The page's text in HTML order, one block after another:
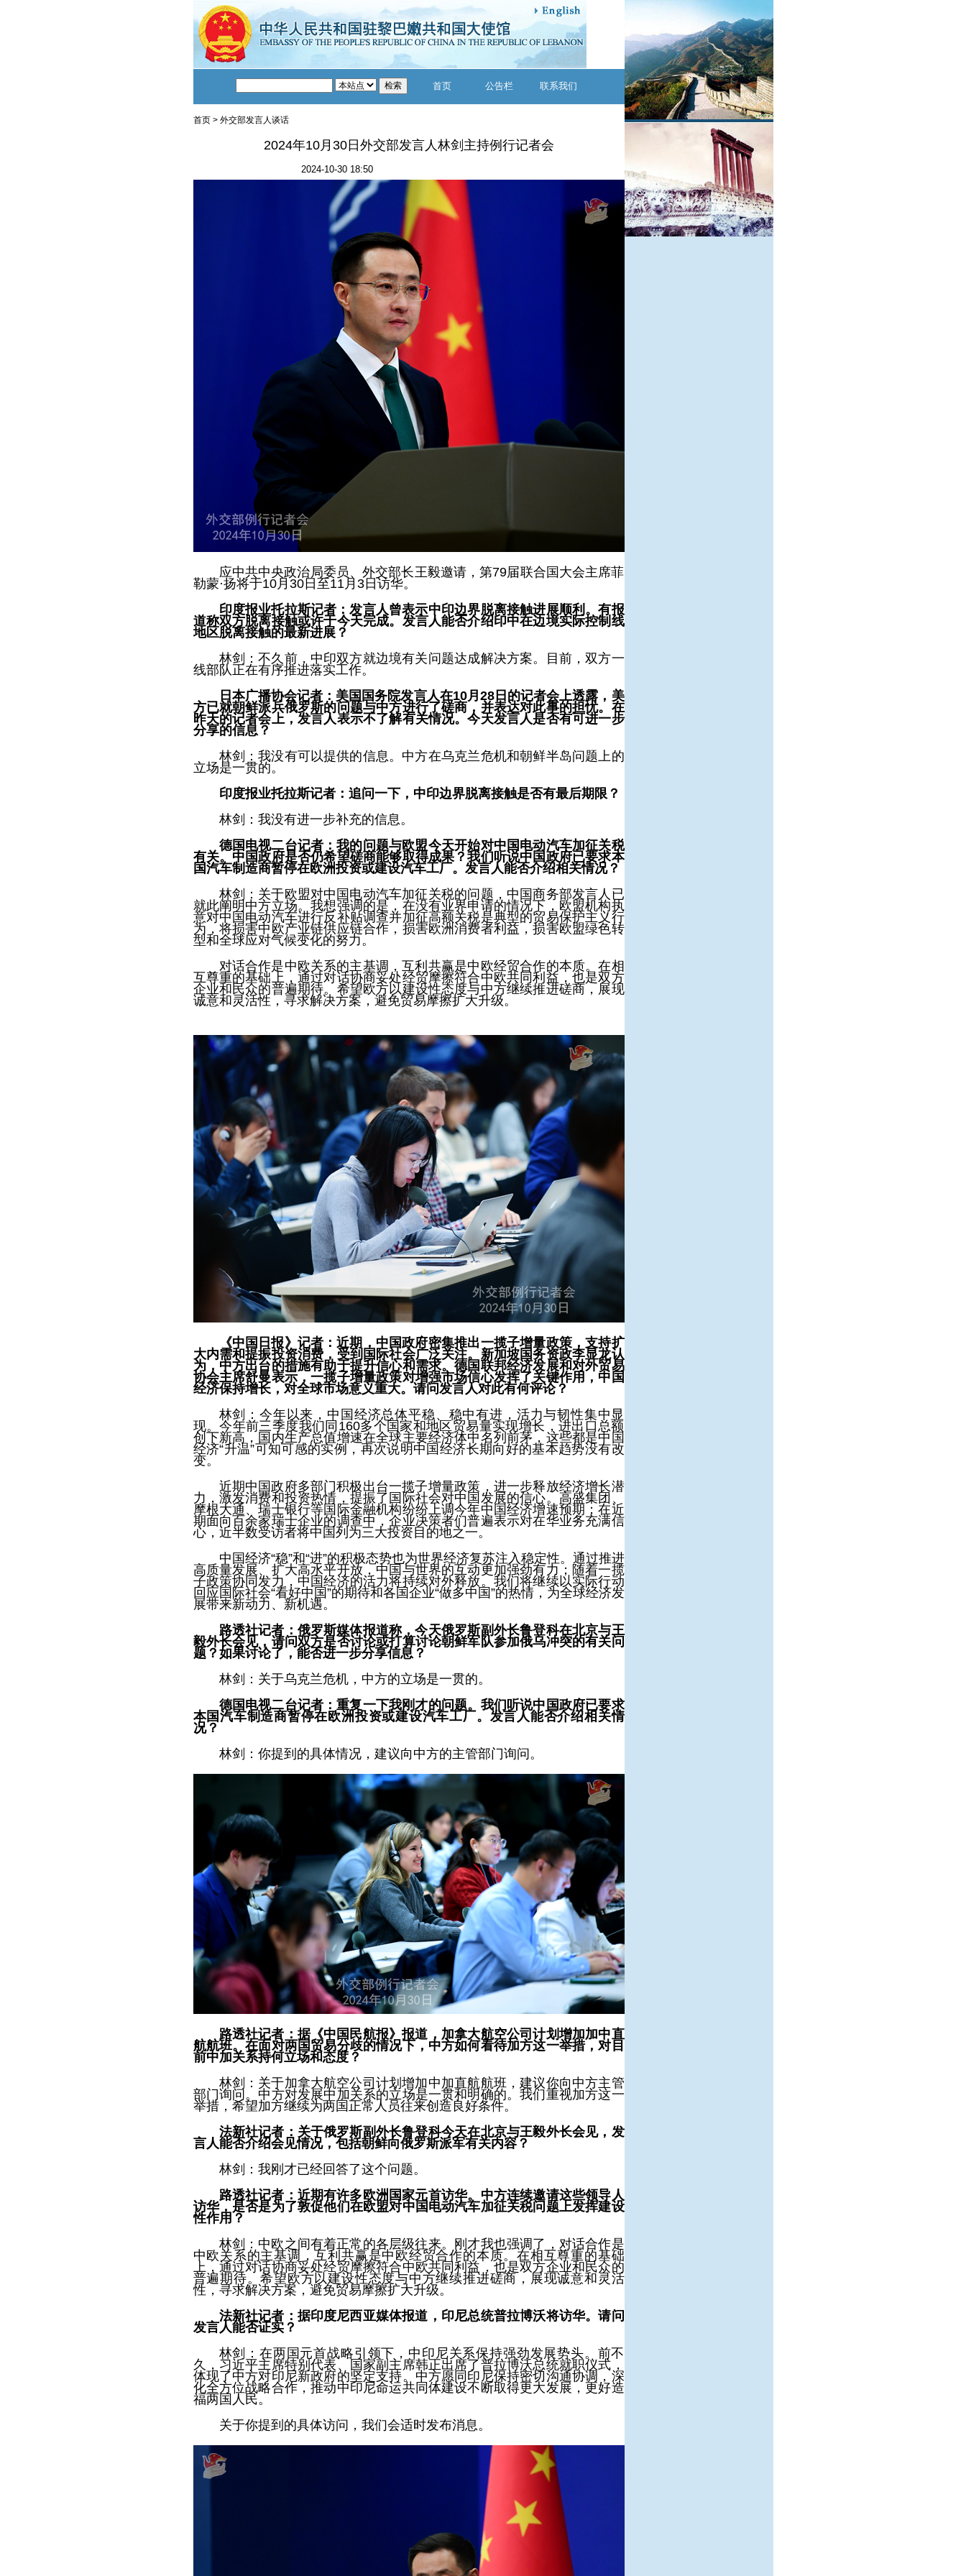
首页 公告栏 联系我们
首页> 外交部发言人谈话
2024年10月30日外交部发言人林剑主持例行记者会
2024-10-30 18:50
应中共中央政治局委员、外交部长王毅邀请，第79届联合国大会主席菲
勒蒙·扬将于10月30日至11月3日访华。
印度报业托拉斯记者：发言人曾表示中印边界脱离接触进展顺利。有报
道称双方脱离接触或许于今天完成。发言人能否介绍印中在边境实际控制线
地区脱离接触的最新进展？
林剑：不久前，中印双方就边境有关问题达成解决方案。目前，双方一
线部队正在有序推进落实工作。
日本广播协会记者：美国国务院发言人在10月28日的记者会上透露，美
方已就朝鲜派兵俄罗斯的问题与中方进行了磋商，并表达对此事的担忧。在
昨天的记者会上，发言人表示不了解有关情况。今天发言人是否有可进一步
分享的信息？
林剑：我没有可以提供的信息。中方在乌克兰危机和朝鲜半岛问题上的
立场是一贯的。
印度报业托拉斯记者：追问一下，中印边界脱离接触是否有最后期限？
林剑：我没有进一步补充的信息。
德国电视二台记者：我的问题与欧盟今天开始对中国电动汽车加征关税
有关。中国政府是否仍希望磋商能够取得成果？我们听说中国政府已要求本
国汽车制造商暂停在欧洲投资或建设汽车工厂。发言人能否介绍相关情况？
林剑：关于欧盟对中国电动汽车加征关税的问题，中国商务部发言人已
就此阐明中方立场。我想强调的是，在没有业界申请的情况下，欧盟机构执
意对中国电动汽车进行反补贴调查并加征高额关税是典型的贸易保护主义行
为，将损害中欧产业链供应链合作，损害欧洲消费者利益，损害欧盟绿色转
型和全球应对气候变化的努力。
对话合作是中欧关系的主基调，互利共赢是中欧经贸合作的本质。在相
互尊重的基础上，通过对话协商妥处经贸摩擦符合中欧共同利益，也是双方
企业和民众的普遍期待。希望欧方以建设性态度与中方继续推进磋商，展现
诚意和灵活性，寻求解决方案，避免贸易摩擦扩大升级。
《中国日报》记者：近期，中国政府密集推出一揽子增量政策，支持扩
大内需和提振投资消费，受到国际社会广泛关注。新加坡国务资政李显龙认
为，中方出台的措施有助于提升信心和需求。德国联邦经济发展和对外贸易
协会主席舒曼表示，一揽子增量政策对增强市场信心发挥了关键作用，中国
经济保持增长，对全球市场意义重大。请问发言人对此有何评论？
林剑：今年以来，中国经济总体平稳、稳中有进，活力与韧性集中显
现。今年前三季度我们同160多个国家和地区贸易量实现增长，进出口总额
创下新高，国内生产总值增速在全球主要经济体中名列前茅，这些都是中国
经济“升温”可知可感的实例，再次说明中国经济长期向好的基本趋势没有改
变。
近期中国政府多部门积极出台一揽子增量政策，进一步释放经济增长潜
力，激发消费和投资热情，提振了国际社会对中国发展的信心。高盛集团、
摩根大通、瑞士银行等国际金融机构纷纷上调今年中国经济增速预期；在近
期面向百余家瑞士企业的调查中，企业决策者们普遍表示对在华业务充满信
心，近半数受访者将中国列为三大投资目的地之一。
中国经济“稳”和“进”的积极态势也为世界经济复苏注入稳定性。通过推进
高质量发展、扩大高水平开放，中国与世界的互动更加强劲有力；随着一揽
子政策协同发力，中国经济的活力将持续对外释放。我们将继续以实际行动
回应国际社会“看好中国”的期待和各国企业“做多中国”的热情，为全球经济发
展带来新动力、新机遇。
路透社记者：俄罗斯媒体报道称，今天俄罗斯副外长鲁登科在北京与王
毅外长会见，请问双方是否讨论或打算讨论朝鲜军队参加俄乌冲突的有关问
题？如果讨论了，能否进一步分享信息？
林剑：关于乌克兰危机，中方的立场是一贯的。
德国电视二台记者：重复一下我刚才的问题。我们听说中国政府已要求
本国汽车制造商暂停在欧洲投资或建设汽车工厂。发言人能否介绍相关情
况？
林剑：你提到的具体情况，建议向中方的主管部门询问。
路透社记者：据《中国民航报》报道，加拿大航空公司计划增加加中直
航航班。在面对两国贸易分歧的情况下，中方如何看待加方这一举措，对目
前中加关系持何立场和态度？
林剑：关于加拿大航空公司计划增加中加直航航班，建议你向中方主管
部门询问。中方对发展中加关系的立场是一贯和明确的。我们重视加方这一
举措，希望加方继续为两国正常人员往来创造良好条件。
法新社记者：关于俄罗斯副外长鲁登科今天在北京与王毅外长会见，发
言人能否介绍会见情况，包括朝鲜向俄罗斯派军有关内容？
林剑：我刚才已经回答了这个问题。
路透社记者：近期有许多欧洲国家元首访华。中方连续邀请这些领导人
访华，是否是为了敦促他们在欧盟对中国电动汽车加征关税问题上发挥建设
性作用？
林剑：中欧之间有着正常的各层级往来。刚才我也强调了，对话合作是
中欧关系的主基调，互利共赢是中欧经贸合作的本质。在相互尊重的基础
上，通过对话协商妥处经贸摩擦符合中欧共同利益，也是双方企业和民众的
普遍期待。希望欧方以建设性态度与中方继续推进磋商，展现诚意和灵活
性，寻求解决方案，避免贸易摩擦扩大升级。
法新社记者：据印度尼西亚媒体报道，印尼总统普拉博沃将访华。请问
发言人能否证实？
林剑：在两国元首战略引领下，中印尼关系保持强劲发展势头。前不
久，习近平主席特别代表、国家副主席韩正出席了普拉博沃总统就职仪式，
体现了中方对印尼新政府的坚定支持。中方愿同印尼保持密切沟通协调，深
化全方位战略合作，推动中印尼命运共同体建设不断取得更大发展，更好造
福两国人民。
关于你提到的具体访问，我们会适时发布消息。